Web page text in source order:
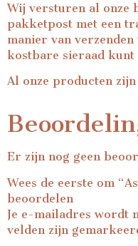
Wij versturen al onze
pakketpost met een
manier van
kostbare sieraad kunt
Al onze producten
Er zijn nog geen
Wees de eerste om
beoordelen
Je e-mailadres wordt
velden zijn